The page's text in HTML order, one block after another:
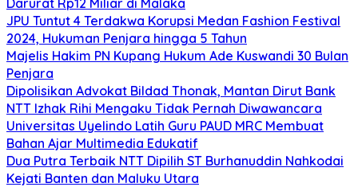
JPU Tuntut 4 Terdakwa Korupsi Medan Fashion Festival
2024, Hukuman Penjara hingga 5 Tahun
Majelis Hakim PN Kupang Hukum Ade Kuswandi 30 Bulan
Penjara
Dipolisikan Advokat Bildad Thonak, Mantan Dirut Bank
NTT Izhak Rihi Mengaku Tidak Pernah Diwawancara
Universitas Uyelindo Latih Guru PAUD MRC Membuat
Bahan Ajar Multimedia Edukatif
Dua Putra Terbaik NTT Dipilih ST Burhanuddin Nahkodai
Kejati Banten dan Maluku Utara